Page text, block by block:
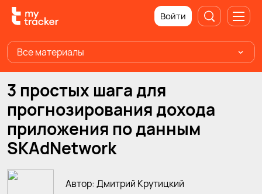
Войти
Все материалы
3 простых шага для
прогнозирования дохода
приложения по данным
SKAdNetwork
Автор: Дмитрий Крутицкий